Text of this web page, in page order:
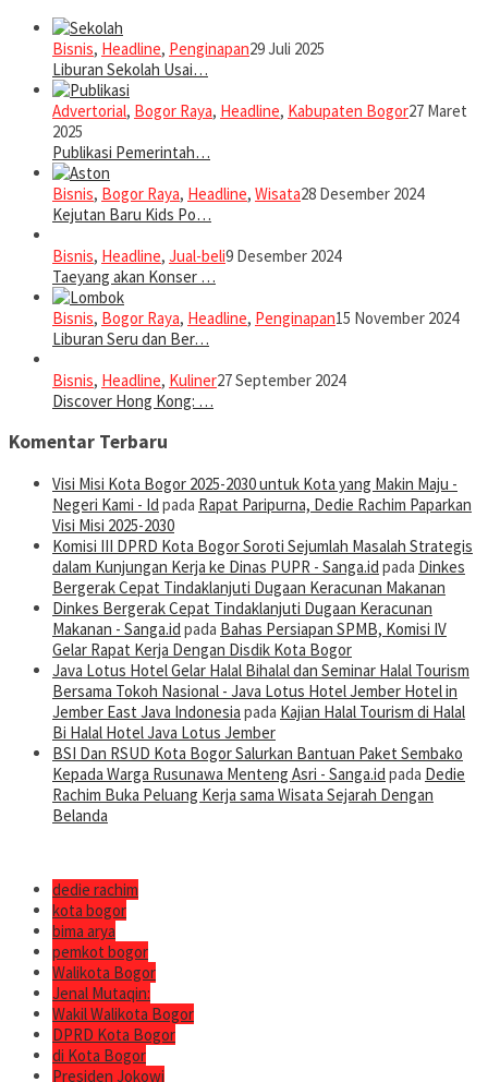
Bisnis, Headline, Penginapan29 Juli 2025
Liburan Sekolah Usai…
Advertorial, Bogor Raya, Headline, Kabupaten Bogor27 Maret
2025
Publikasi Pemerintah…
Bisnis, Bogor Raya, Headline, Wisata28 Desember 2024
Kejutan Baru Kids Po…
Bisnis, Headline, Jual-beli9 Desember 2024
Taeyang akan Konser …
Bisnis, Bogor Raya, Headline, Penginapan15 November 2024
Liburan Seru dan Ber…
Bisnis, Headline, Kuliner27 September 2024
Discover Hong Kong: …
Komentar Terbaru
Visi Misi Kota Bogor 2025-2030 untuk Kota yang Makin Maju -
Negeri Kami - Id pada Rapat Paripurna, Dedie Rachim Paparkan
Visi Misi 2025-2030
Komisi III DPRD Kota Bogor Soroti Sejumlah Masalah Strategis
dalam Kunjungan Kerja ke Dinas PUPR - Sanga.id pada Dinkes
Bergerak Cepat Tindaklanjuti Dugaan Keracunan Makanan
Dinkes Bergerak Cepat Tindaklanjuti Dugaan Keracunan
Makanan - Sanga.id pada Bahas Persiapan SPMB, Komisi IV
Gelar Rapat Kerja Dengan Disdik Kota Bogor
Java Lotus Hotel Gelar Halal Bihalal dan Seminar Halal Tourism
Bersama Tokoh Nasional - Java Lotus Hotel Jember Hotel in
Jember East Java Indonesia pada Kajian Halal Tourism di Halal
Bi Halal Hotel Java Lotus Jember
BSI Dan RSUD Kota Bogor Salurkan Bantuan Paket Sembako
Kepada Warga Rusunawa Menteng Asri - Sanga.id pada Dedie
Rachim Buka Peluang Kerja sama Wisata Sejarah Dengan
Belanda
dedie rachim
kota bogor
bima arya
pemkot bogor
Walikota Bogor
Jenal Mutaqin:
Wakil Walikota Bogor
DPRD Kota Bogor
di Kota Bogor
Presiden Jokowi